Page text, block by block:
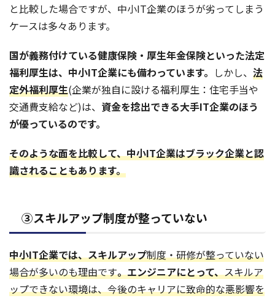
と比較した場合ですが、中小IT企業のほうが劣ってしまう
ケースは多々あります。
国が義務付けている健康保険・厚生年金保険といった法定
福利厚生は、中小IT企業にも備わっています。 しかし、 法
定外福利厚生(企業が独自に設ける福利厚生：住宅手当や
交通費支給など)は、 資金を捻出できる大手IT企業のほう
が優っているのです。
そのような面を比較して、中小IT企業はブラック企業と認
識されることもあります。
③スキルアップ制度が整っていない
中小IT企業では、スキルアップ制度・研修が整っていない
場合が多いのも理由です。エンジニアにとって、スキルア
ップできない環境は、今後のキャリアに致命的な悪影響を